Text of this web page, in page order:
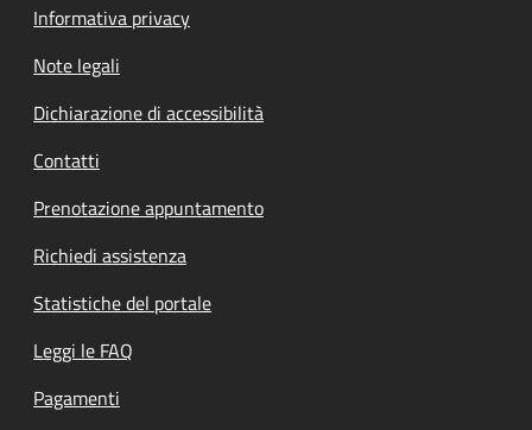
Informativa privacy
Note legali
Dichiarazione di accessibilità
Contatti
Prenotazione appuntamento
Richiedi assistenza
Statistiche del portale
Leggi le FAQ
Pagamenti